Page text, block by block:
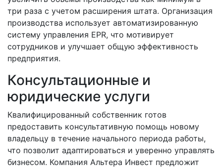
три раза с учетом расширения штата. Организация
производства использует автоматизированную
систему управления EPR, что мотивирует
сотрудников и улучшает общую эффективность
предприятия.
Консультационные и
юридические услуги
Квалифицированный собственник готов
предоставить консультативную помощь новому
владельцу в течение начального периода работы,
что позволит адаптироваться и уверенно управлять
бизнесом. Компания Альтера Инвест предложит